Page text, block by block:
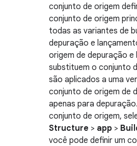
conjunto de origem
conjunto de origem
todas as variantes de
depuração e
origem de depuração e
substituem o conjunto
são aplicados a uma
conjunto de origem de
apenas para
conjunto de origem,
Structure > app >
você pode definir um